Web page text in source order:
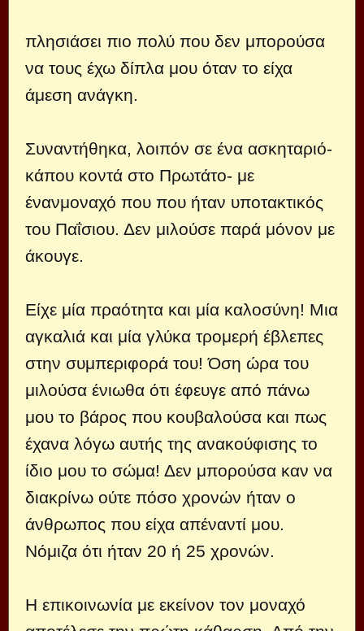
πλησιάσει πιο πολύ που δεν μπορούσα
να τους έχω δίπλα μου όταν το είχα
άμεση ανάγκη.
Συναντήθηκα, λοιπόν σε ένα ασκηταριό-
κάπου κοντά στο Πρωτάτο- με
ένανμοναχό που που ήταν υποτακτικός
του Παΐσιου. Δεν μιλούσε παρά μόνον με
άκουγε.
Είχε μία πραότητα και μία καλοσύνη! Μια
αγκαλιά και μία γλύκα τρομερή έβλεπες
στην συμπεριφορά του! Όση ώρα του
μιλούσα ένιωθα ότι έφευγε από πάνω
μου το βάρος που κουβαλούσα και πως
έχανα λόγω αυτής της ανακούφισης το
ίδιο μου το σώμα! Δεν μπορούσα καν να
διακρίνω ούτε πόσο χρονών ήταν ο
άνθρωπος που είχα απέναντί μου.
Νόμιζα ότι ήταν 20 ή 25 χρονών.
Η επικοινωνία με εκείνον τον μοναχό